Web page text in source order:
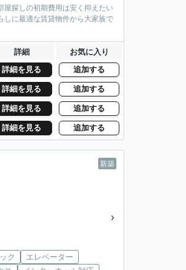
探しの初期費用は安く抑えたい
しに最適な賃貸物件から大家族で
詳細 お気に入り
詳細を見る 追加する
詳細を見る 追加する
詳細を見る 追加する
詳細を見る 追加する
新築
ク
エレベーター